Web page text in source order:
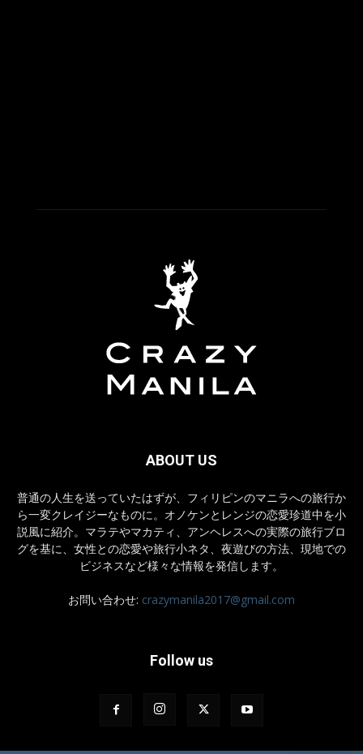
ABOUT US
普通の人生を送っていたはずが、フィリピンのマニラへの旅行か
ら一変クレイジーなものに。オノケンとレンジの恋愛珍道中を小
説風に紹介。マラテやマカティ、アンヘレスへの実際の旅行ブロ
グを基に、女性との恋愛や旅行小ネタ、夜遊びの方法、現地での
ビジネスなど様々な情報を発信します。
お問い合わせ: crazymanila2017@gmail.com
Follow us